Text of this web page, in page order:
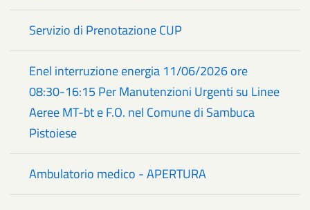
Servizio di Prenotazione CUP
Enel interruzione energia 11/06/2026 ore
08:30-16:15 Per Manutenzioni Urgenti su Linee
Aeree MT-bt e F.O. nel Comune di Sambuca
Pistoiese
Ambulatorio medico - APERTURA